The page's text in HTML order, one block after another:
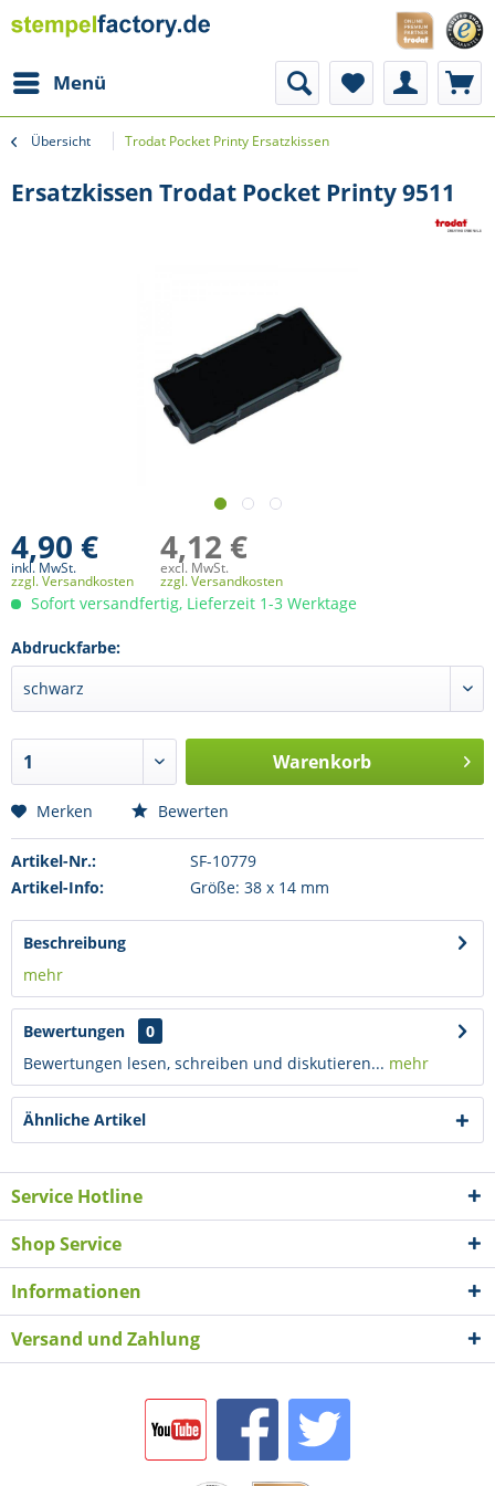
Menü
Übersicht Trodat Pocket Printy Ersatzkissen
Ersatzkissen Trodat Pocket Printy 9511
4,90 €
inkl. MwSt.
zzgl. Versandkosten
4,12 €
excl. MwSt.
zzgl. Versandkosten
Sofort versandfertig, Lieferzeit 1-3 Werktage
Abdruckfarbe:
Warenkorb
Merken Bewerten
Artikel-Nr.:
SF-10779
Artikel-Info:
Größe: 38 x 14 mm
Beschreibung
mehr
Bewertungen
0
Bewertungen lesen, schreiben und diskutieren... mehr
Ähnliche Artikel
Service Hotline
Shop Service
Informationen
Versand und Zahlung